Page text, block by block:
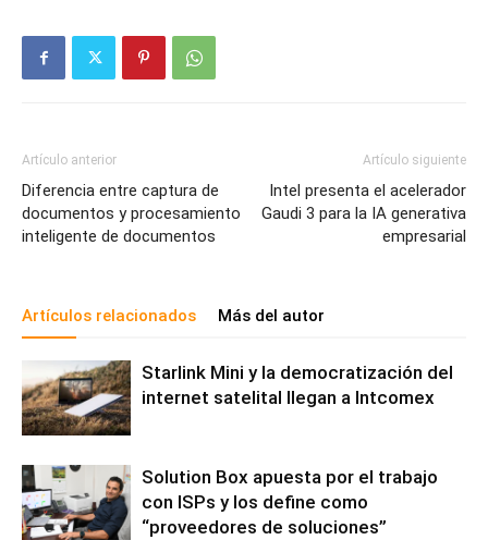
Artículo anterior
Diferencia entre captura de
documentos y procesamiento
inteligente de documentos
Artículo siguiente
Intel presenta el acelerador
Gaudi 3 para la IA generativa
empresarial
Artículos relacionados Más del autor
Starlink Mini y la democratización del
internet satelital llegan a Intcomex
Solution Box apuesta por el trabajo
con ISPs y los define como
“proveedores de soluciones”